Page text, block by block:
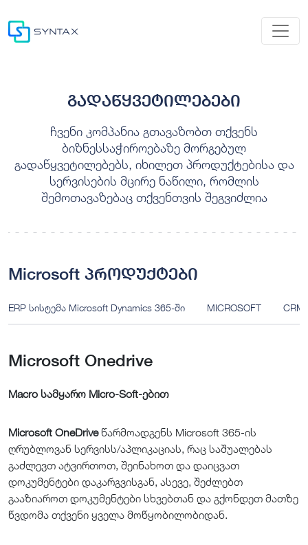
გადაწყვეტილებები
ჩვენი კომპანია გთავაზობთ თქვენს
ბიზნესსაჭიროებაზე მორგებულ
გადაწყვეტილებებს, იხილეთ პროდუქტებისა და
სერვისების მცირე ნაწილი, რომლის
შემოთავაზებაც თქვენთვის შეგვიძლია
Microsoft პროდუქტები
ERP სისტემა Microsoft Dynamics 365-ში MICROSOFT CRM
Microsoft Onedrive
Macro სამყარო Micro-Soft-ებით
Microsoft OneDriveწარმოადგენს Microsoft 365-ის
ღრუბლოვან სერვისს/აპლიკაციას, რაც საშუალებას
გაძლევთ ატვირთოთ, შეინახოთ და დაიცვათ
დოკუმენტები დაკარგვისგან, ასევე, შეძლებთ
გააზიაროთ დოკუმენტები სხვებთან და გქონდეთ მათზე
წვდომა თქვენი ყველა მოწყობილობიდან.